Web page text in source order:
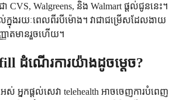
CVS, Walgreens, និង Walmart ផ្តល់ជូននេះ។
ក្នុងរយៈពេលពីរបីម៉ោង។ វាជាជម្រើសដែលងាយ
ាតមានរួចហើយ។
ដំណើរការយ៉ាងដូចម្តេច?
អ្នកផ្តល់សេវា telehealth អាចចេញការបំពេញ